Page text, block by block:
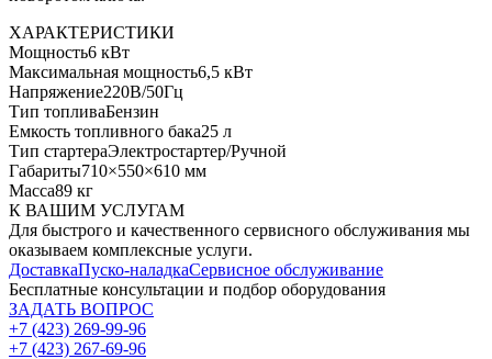
ХАРАКТЕРИСТИКИ
Мощность6 кВт
Максимальная мощность6,5 кВт
Напряжение220В/50Гц
Тип топливаБензин
Емкость топливного бака25 л
Тип стартераЭлектростартер/Ручной
Габариты710×550×610 мм
Масса89 кг
К ВАШИМ УСЛУГАМ
Для быстрого и качественного сервисного обслуживания мы
оказываем комплексные услуги.
ДоставкаПуско-наладкаСервисное обслуживание
Бесплатные консультации и подбор оборудования
ЗАДАТЬ ВОПРОС
+7 (423) 269-99-96
+7 (423) 267-69-96